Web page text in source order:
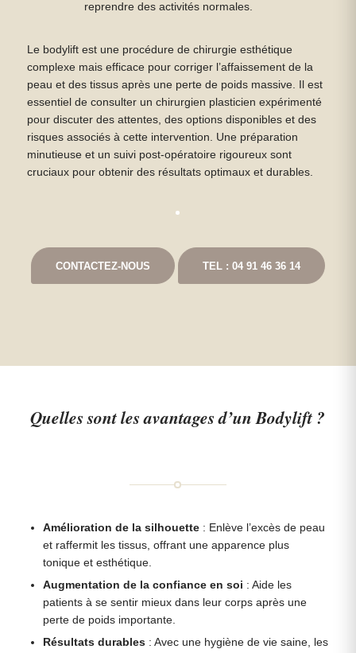
reprendre des activités normales.
Le bodylift est une procédure de chirurgie esthétique
complexe mais efficace pour corriger l’affaissement de la
peau et des tissus après une perte de poids massive. Il est
essentiel de consulter un chirurgien plasticien expérimenté
pour discuter des attentes, des options disponibles et des
risques associés à cette intervention. Une préparation
minutieuse et un suivi post-opératoire rigoureux sont
cruciaux pour obtenir des résultats optimaux et durables.
CONTACTEZ-NOUS TEL : 04 91 46 36 14
Quelles sont les avantages d’un Bodylift ?
Amélioration de la silhouette : Enlève l’excès de peau
et raffermit les tissus, offrant une apparence plus
tonique et esthétique.
Augmentation de la confiance en soi : Aide les
patients à se sentir mieux dans leur corps après une
perte de poids importante.
Résultats durables : Avec une hygiène de vie saine, les